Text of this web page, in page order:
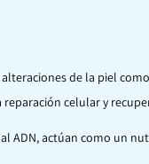
de la piel
celular y
ADN, actúan como un